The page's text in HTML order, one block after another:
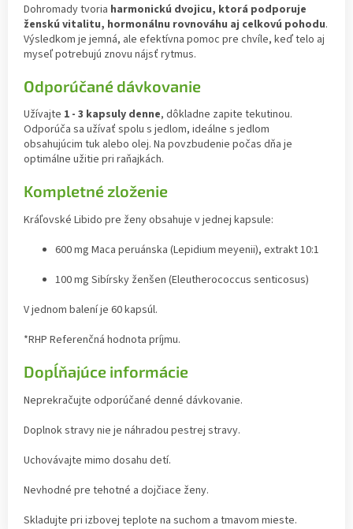
Dohromady tvoria harmonickú dvojicu, ktorá podporuje
ženskú vitalitu, hormonálnu rovnováhu aj celkovú pohodu.
Výsledkom je jemná, ale efektívna pomoc pre chvíle, keď telo aj
myseľ potrebujú znovu nájsť rytmus.
Odporúčané dávkovanie
Užívajte 1 - 3 kapsuly denne, dôkladne zapite tekutinou.
Odporúča sa užívať spolu s jedlom, ideálne s jedlom
obsahujúcim tuk alebo olej. Na povzbudenie počas dňa je
optimálne užitie pri raňajkách.
Kompletné zloženie
Kráľovské Libido pre ženy obsahuje v jednej kapsule:
600 mg Maca peruánska (Lepidium meyenii), extrakt 10:1
100 mg Sibírsky ženšen (Eleutherococcus senticosus)
V jednom balení je 60 kapsúl.
*RHP Referenčná hodnota príjmu.
Dopĺňajúce informácie
Neprekračujte odporúčané denné dávkovanie.
Doplnok stravy nie je náhradou pestrej stravy.
Uchovávajte mimo dosahu detí.
Nevhodné pre tehotné a dojčiace ženy.
Skladujte pri izbovej teplote na suchom a tmavom mieste.